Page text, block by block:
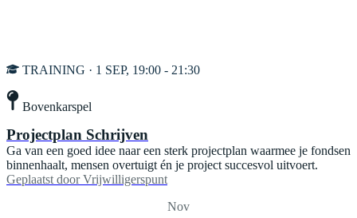
TRAINING · 1 SEP, 19:00 - 21:30
Bovenkarspel
Projectplan Schrijven
Ga van een goed idee naar een sterk projectplan waarmee je fondsen
binnenhaalt, mensen overtuigt én je project succesvol uitvoert.
Geplaatst door Vrijwilligerspunt
Nov